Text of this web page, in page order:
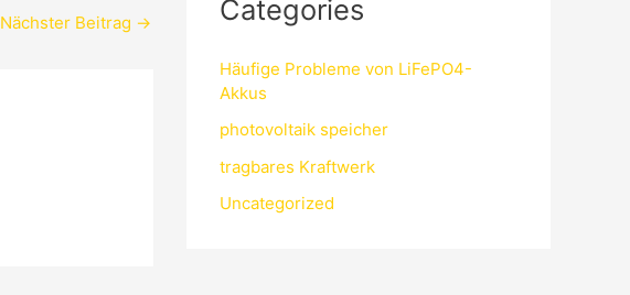
Nächster Beitrag → Categories
Häufige Probleme von LiFePO4-
Akkus
photovoltaik speicher
tragbares Kraftwerk
Uncategorized